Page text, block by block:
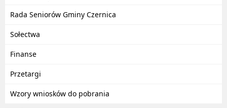
Rada Seniorów Gminy Czernica
Sołectwa
Finanse
Przetargi
Wzory wniosków do pobrania